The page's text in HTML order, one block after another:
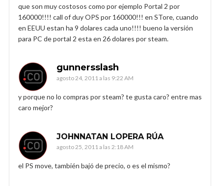
que son muy costosos como por ejemplo Portal 2 por
160000!!!! call of duy OPS por 160000!!! en STore, cuando
en EEUU estan ha 9 dolares cada uno!!!! bueno la versión
para PC de portal 2 esta en 26 dolares por steam.
gunnersslash
agosto 24, 2011 a las 9:22 AM
y porque no lo compras por steam? te gusta caro? entre mas
caro mejor?
JOHNNATAN LOPERA RÚA
agosto 25, 2011 a las 2:18 AM
el PS move, también bajó de precio, o es el mismo?